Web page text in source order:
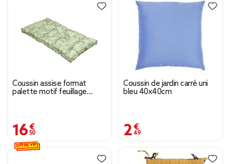
Coussin assise format
palette motif feuillage
16,50 €
Coussin de jardin carré uni
bleu 40x40cm
2,49 €
OFFRE VIP